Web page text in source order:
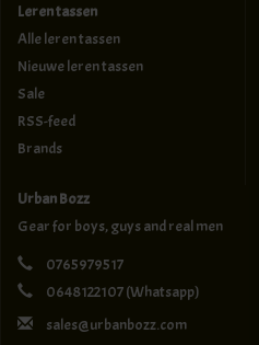
Leren tassen
Alle leren tassen
Nieuwe leren tassen
Sale
RSS-feed
Brands
Urban Bozz
Gear for boys, guys and real men
0765979517
0648122107(Whatsapp)
sales@urbanbozz.com